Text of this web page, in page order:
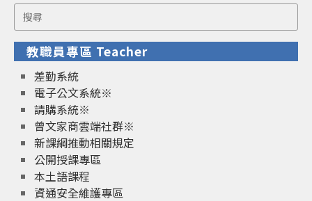
Search
for:
教職員專區 Teacher
差勤系統
電子公文系統※
請購系統※
曾文家商雲端社群※
新課綱推動相關規定
公開授課專區
本土語課程
資通安全維護專區